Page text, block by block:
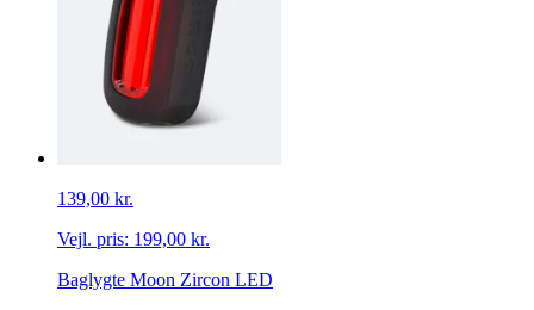
139,00 kr.
Vejl. pris: 199,00 kr.
Baglygte Moon Zircon LED